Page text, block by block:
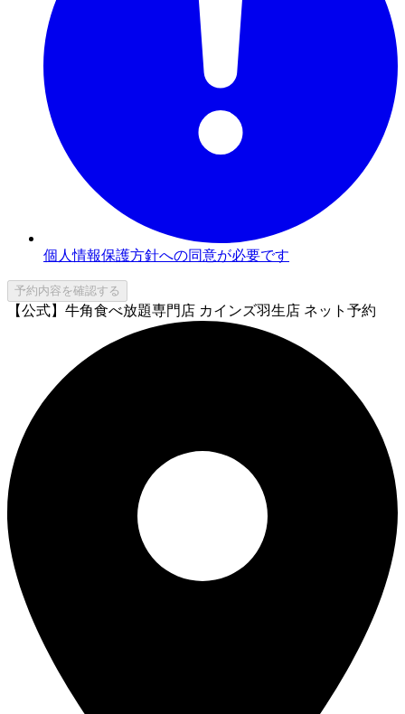
個人情報保護方針への同意が必要です
予約内容を確認する
【公式】牛角食べ放題専門店 カインズ羽生店 ネット予約